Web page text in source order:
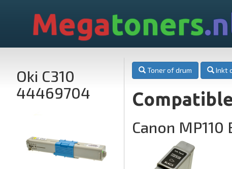
Megatoners
Oki C310
44469704
Toner of drum Inkt
Canon MP110